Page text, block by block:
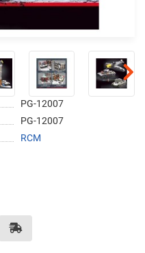
PG-12007
PG-12007
RCM